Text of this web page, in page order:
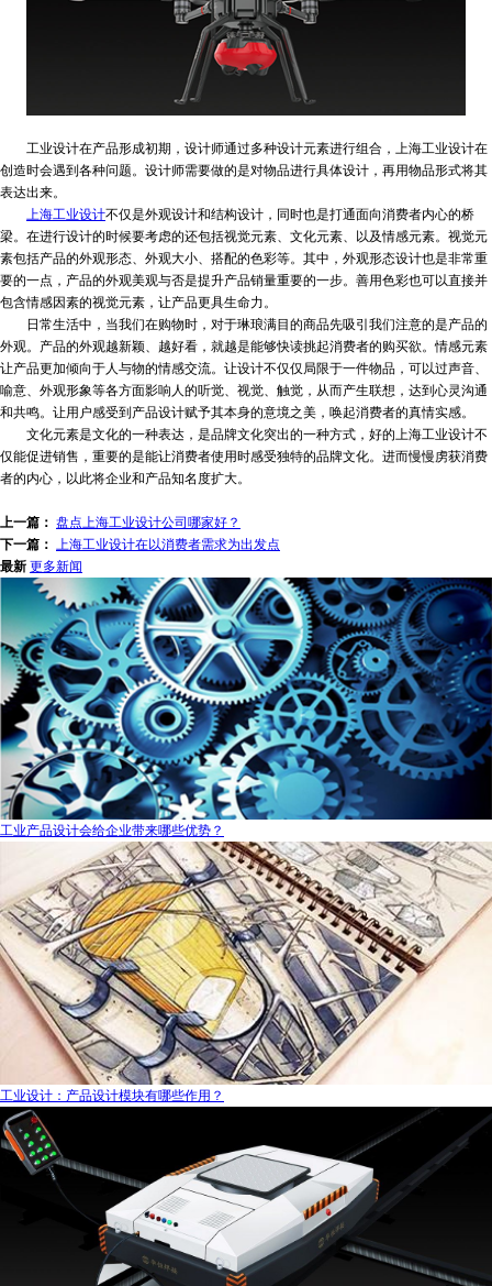
工业设计在产品形成初期，设计师通过多种设计元素进行组合，上海工业设计在
创造时会遇到各种问题。设计师需要做的是对物品进行具体设计，再用物品形式将其
表达出来。
上海工业设计不仅是外观设计和结构设计，同时也是打通面向消费者内心的桥
梁。在进行设计的时候要考虑的还包括视觉元素、文化元素、以及情感元素。视觉元
素包括产品的外观形态、外观大小、搭配的色彩等。其中，外观形态设计也是非常重
要的一点，产品的外观美观与否是提升产品销量重要的一步。善用色彩也可以直接并
包含情感因素的视觉元素，让产品更具生命力。
日常生活中，当我们在购物时，对于琳琅满目的商品先吸引我们注意的是产品的
外观。产品的外观越新颖、越好看，就越是能够快读挑起消费者的购买欲。情感元素
让产品更加倾向于人与物的情感交流。让设计不仅仅局限于一件物品，可以过声音、
喻意、外观形象等各方面影响人的听觉、视觉、触觉，从而产生联想，达到心灵沟通
和共鸣。让用户感受到产品设计赋予其本身的意境之美，唤起消费者的真情实感。
文化元素是文化的一种表达，是品牌文化突出的一种方式，好的上海工业设计不
仅能促进销售，重要的是能让消费者使用时感受独特的品牌文化。进而慢慢虏获消费
者的内心，以此将企业和产品知名度扩大。
上一篇： 盘点上海工业设计公司哪家好？
下一篇： 上海工业设计在以消费者需求为出发点
最新更多新闻
工业产品设计会给企业带来哪些优势？
工业设计：产品设计模块有哪些作用？